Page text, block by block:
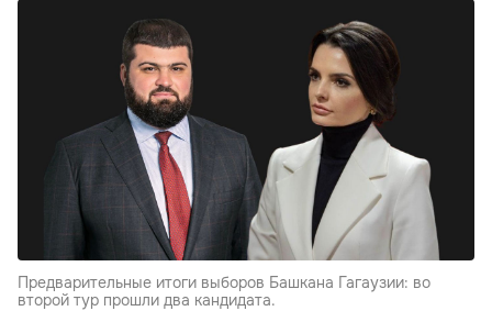
Предварительные итоги выборов Башкана Гагаузии: во
второй тур прошли два кандидата.